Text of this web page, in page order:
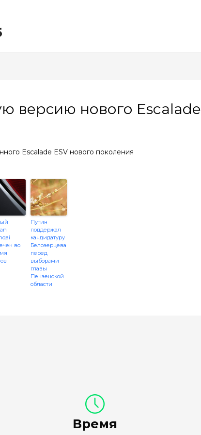
версию нового Escalade
Escalade ESV нового поколения
во
Путин
поддержал
кандидатуру
Белозерцева
перед
выборами
главы
Пензенской
области
Время